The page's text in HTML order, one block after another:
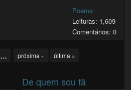
Poema
Leituras: 1,609
Comentários: 0
… próxima › última »
De quem sou fã